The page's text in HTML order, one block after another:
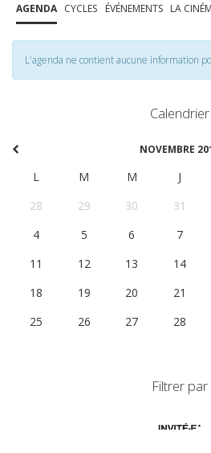
AGENDA CYCLES ÉVÉNEMENTS LA
L'agenda ne contient aucune information
Calendrier
NOVEMBRE
L M M J
28
29 30 31
4
5 6 7
11
12 13 14
18
19 20 21
25
26 27 28
Filtrer par